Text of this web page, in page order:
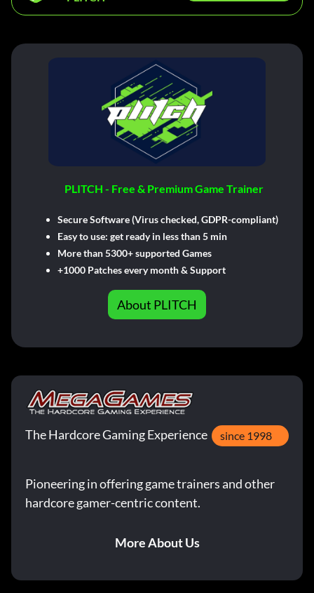
PLITCH - Free & Premium Game Trainer
Secure Software (Virus checked, GDPR-compliant)
Easy to use: get ready in less than 5 min
More than 5300+ supported Games
+1000 Patches every month & Support
About PLITCH
The Hardcore Gaming Experience since 1998
Pioneering in offering game trainers and other
hardcore gamer-centric content.
More About Us